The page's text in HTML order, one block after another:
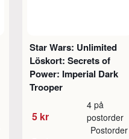
Star Wars: Unlimited
Löskort: Secrets of
Power: Imperial Dark
Trooper
5 kr
4 på
postorder
Postorder